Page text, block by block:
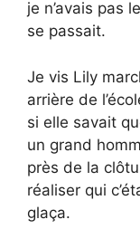
je n’avais pas
se passait.
Je vis Lily
arrière de
si elle savait
un grand
près de la
réaliser qui
glaça.